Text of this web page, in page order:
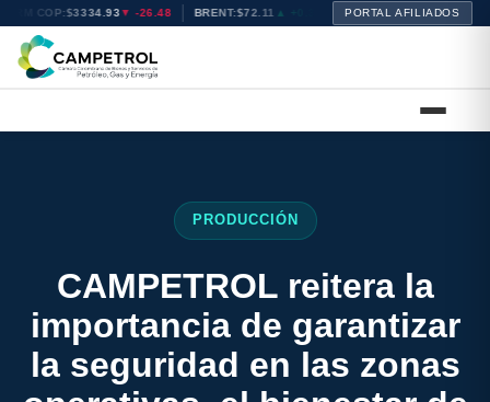
TRM COP:$3334.93▼ -26.48 BRENT:$72.11▲ +0.37 WTI:$68.78▲ +0.27
PORTAL AFILIADOS
PRODUCCIÓN
CAMPETROL reitera la
importancia de garantizar
la seguridad en las zonas